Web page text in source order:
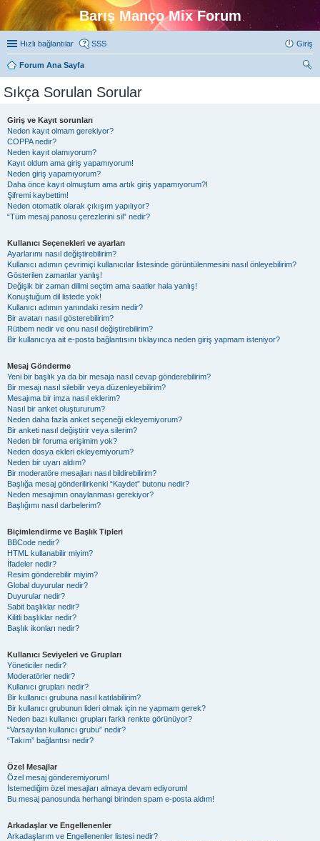
Barış Manço Mix Forum
Hızlı bağlantılar SSS Giriş
Forum Ana Sayfa
Sıkça Sorulan Sorular
Giriş ve Kayıt sorunları
Neden kayıt olmam gerekiyor?
COPPA nedir?
Neden kayıt olamıyorum?
Kayıt oldum ama giriş yapamıyorum!
Neden giriş yapamıyorum?
Daha önce kayıt olmuştum ama artık giriş yapamıyorum?!
Şifremi kaybettim!
Neden otomatik olarak çıkışım yapılıyor?
“Tüm mesaj panosu çerezlerini sil” nedir?
Kullanıcı Seçenekleri ve ayarları
Ayarlarımı nasıl değiştirebilirim?
Kullanıcı adımın çevrimiçi kullanıcılar listesinde görüntülenmesini nasıl önleyebilirim?
Gösterilen zamanlar yanlış!
Değişik bir zaman dilimi seçtim ama saatler hala yanlış!
Konuştuğum dil listede yok!
Kullanıcı adımın yanındaki resim nedir?
Bir avatarı nasıl gösterebilirim?
Rütbem nedir ve onu nasıl değiştirebilirim?
Bir kullanıcıya ait e-posta bağlantısını tıklayınca neden giriş yapmam isteniyor?
Mesaj Gönderme
Yeni bir başlık ya da bir mesaja nasıl cevap gönderebilirim?
Bir mesajı nasıl silebilir veya düzenleyebilirim?
Mesajıma bir imza nasıl eklerim?
Nasıl bir anket oluştururum?
Neden daha fazla anket seçeneği ekleyemiyorum?
Bir anketi nasıl değiştirir veya silerim?
Neden bir foruma erişimim yok?
Neden dosya ekleri ekleyemiyorum?
Neden bir uyarı aldım?
Bir moderatöre mesajları nasıl bildirebilirim?
Başlığa mesaj gönderilirkenki “Kaydet” butonu nedir?
Neden mesajımın onaylanması gerekiyor?
Başlığımı nasıl darbelerim?
Biçimlendirme ve Başlık Tipleri
BBCode nedir?
HTML kullanabilir miyim?
İfadeler nedir?
Resim gönderebilir miyim?
Global duyurular nedir?
Duyurular nedir?
Sabit başlıklar nedir?
Kilitli başlıklar nedir?
Başlık ikonları nedir?
Kullanıcı Seviyeleri ve Grupları
Yöneticiler nedir?
Moderatörler nedir?
Kullanıcı grupları nedir?
Bir kullanıcı grubuna nasıl katılabilirim?
Bir kullanıcı grubunun lideri olmak için ne yapmam gerek?
Neden bazı kullanıcı grupları farklı renkte görünüyor?
“Varsayılan kullanıcı grubu” nedir?
“Takım” bağlantısı nedir?
Özel Mesajlar
Özel mesaj gönderemiyorum!
İstemediğim özel mesajları almaya devam ediyorum!
Bu mesaj panosunda herhangi birinden spam e-posta aldım!
Arkadaşlar ve Engellenenler
Arkadaşlarım ve Engellenenler listesi nedir?